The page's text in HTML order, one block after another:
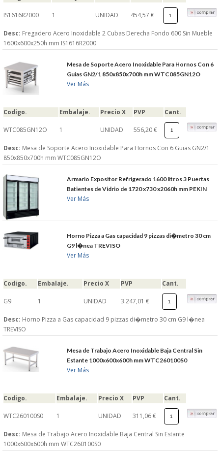
IS1616R2000 1 UNIDAD 454,57 €
Desc: Fregadero Acero Inoxidable 2 Cubas Derecha Fondo 600 Sin Mueble
1600x600x250h mm IS1616R2000
Mesa de Soporte Acero Inoxidable Para Hornos Con 6
Guias GN2/1 850x850x700h mm WTC085GN12O
Ver Más
Codigo. Embalaje. Precio X PVP Cant.
WTC085GN12O 1 UNIDAD 556,20 €
Desc: Mesa de Soporte Acero Inoxidable Para Hornos Con 6 Guias GN2/1
850x850x700h mm WTC085GN12O
Armario Expositor Refrigerado 1600 litros 3 Puertas
Batientes de Vidrio de 1720 x730 x2060h mm PEKIN
Ver Más
Horno Pizza a Gas capacidad 9 pizzas di�metro 30 cm
G9 l�nea TREVISO
Ver Más
Codigo. Embalaje. Precio X PVP Cant.
G9 1 UNIDAD 3.247,01 €
Desc: Horno Pizza a Gas capacidad 9 pizzas di�metro 30 cm G9 l�nea
TREVISO
Mesa de Trabajo Acero Inoxidable Baja Central Sin
Estante 1000x600x600h mm WTC260100S0
Ver Más
Codigo. Embalaje. Precio X PVP Cant.
WTC260100S0 1 UNIDAD 311,06 €
Desc: Mesa de Trabajo Acero Inoxidable Baja Central Sin Estante
1000x600x600h mm WTC260100S0